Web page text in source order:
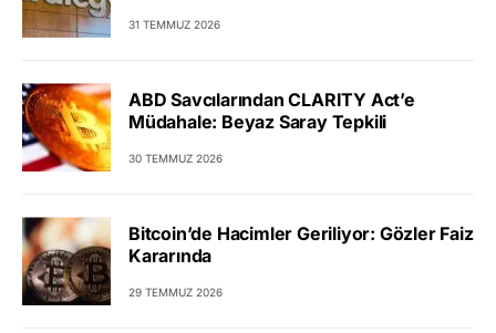
31 TEMMUZ 2026
ABD Savcılarından CLARITY Act’e
Müdahale: Beyaz Saray Tepkili
30 TEMMUZ 2026
Bitcoin’de Hacimler Geriliyor: Gözler Faiz
Kararında
29 TEMMUZ 2026